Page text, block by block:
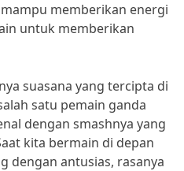
memberikan energi
untuk memberikan
suasana yang tercipta di
satu pemain ganda
dengan smashnya yang
kita bermain di depan
dengan antusias, rasanya